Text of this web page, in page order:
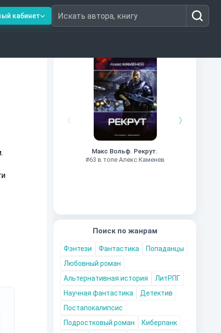
кабинет Искать автора, книгу
Книги из топ-100
Макс Вольф. Рекрут.
#63 в топе Алекс Каменев
Поиск по жанрам
Фэнтези Фантастика
Попаданцы
Любовный роман
Альтернативная история
ЛитРПГ
Научная фантастика
Детектив
Постапокалипсис
Подростковый роман
Киберпанк